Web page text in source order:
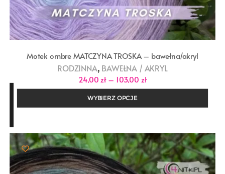
Motek ombre MATCZYNA TROSKA – bawełna/akryl
RODZINNA, BAWEŁNA / AKRYL
24,00zł – 103,00 złZakres
cen:
do
WYBIERZ OPCJE